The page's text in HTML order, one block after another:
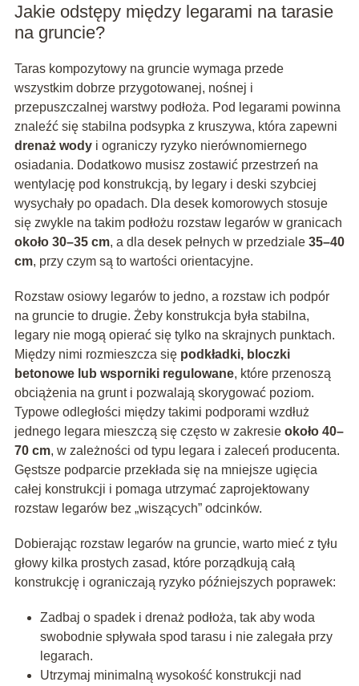
Jakie odstępy między legarami na tarasie
na gruncie?
Taras kompozytowy na gruncie wymaga przede
wszystkim dobrze przygotowanej, nośnej i
przepuszczalnej warstwy podłoża. Pod legarami powinna
znaleźć się stabilna podsypka z kruszywa, która zapewni
drenaż wodyi ograniczy ryzyko nierównomiernego
osiadania. Dodatkowo musisz zostawić przestrzeń na
wentylację pod konstrukcją, by legary i deski szybciej
wysychały po opadach. Dla desek komorowych stosuje
się zwykle na takim podłożu rozstaw legarów w granicach
około 30–35 cm, a dla desek pełnych w przedziale 35–40
cm, przy czym są to wartości orientacyjne.
Rozstaw osiowy legarów to jedno, a rozstaw ich podpór
na gruncie to drugie. Żeby konstrukcja była stabilna,
legary nie mogą opierać się tylko na skrajnych punktach.
Między nimi rozmieszcza się podkładki, bloczki
betonowe lub wsporniki regulowane, które przenoszą
obciążenia na grunt i pozwalają skorygować poziom.
Typowe odległości między takimi podporami wzdłuż
jednego legara mieszczą się często w zakresie około 40–
70 cm, w zależności od typu legara i zaleceń producenta.
Gęstsze podparcie przekłada się na mniejsze ugięcia
całej konstrukcji i pomaga utrzymać zaprojektowany
rozstaw legarów bez „wiszących” odcinków.
Dobierając rozstaw legarów na gruncie, warto mieć z tyłu
głowy kilka prostych zasad, które porządkują całą
konstrukcję i ograniczają ryzyko późniejszych poprawek:
Zadbaj o spadek i drenaż podłoża, tak aby woda
swobodnie spływała spod tarasu i nie zalegała przy
legarach.
Utrzymaj minimalną wysokość konstrukcji nad